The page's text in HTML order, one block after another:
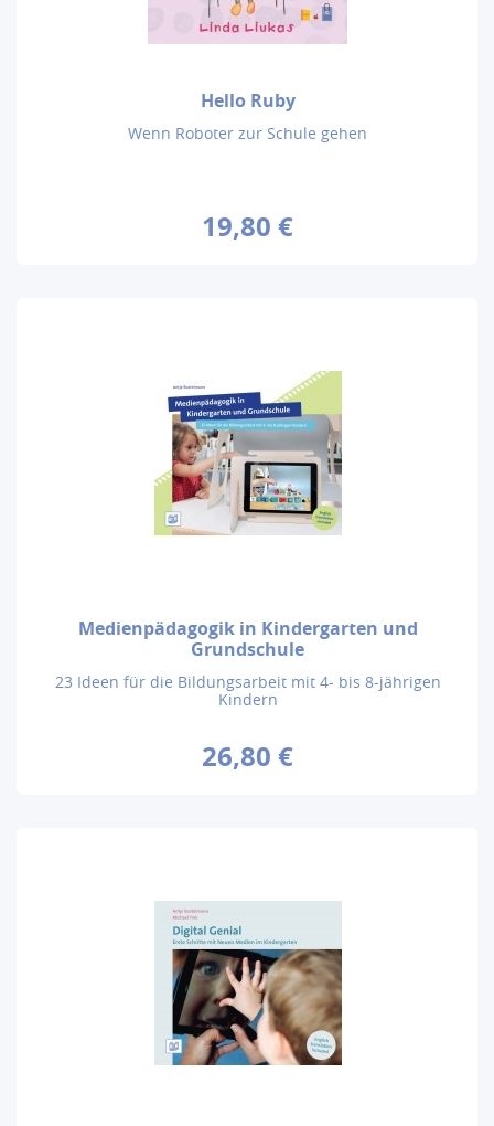
Hello Ruby
Wenn Roboter zur Schule gehen
19,80 €
Medienpädagogik in Kindergarten und
Grundschule
23 Ideen für die Bildungsarbeit mit 4- bis 8-jährigen
Kindern
26,80 €